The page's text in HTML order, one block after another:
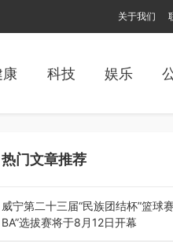
关于我们
科技 娱乐
热门文章推荐
威宁第二十三届“民族团结杯”篮球
BA”选拔赛将于8月12日开幕
8月7日，威宁彝族回族苗族自治县